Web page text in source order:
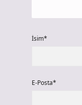
İsim*
E-Posta*